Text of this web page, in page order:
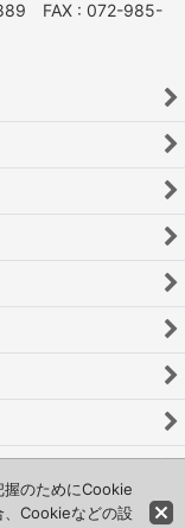
FAX : 072-985-
握のためにCookie
、Cookieなどの設